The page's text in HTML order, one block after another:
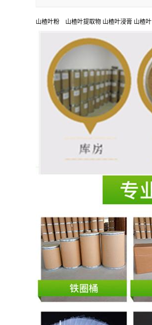
山楂叶粉 山楂叶提取物 山楂叶浸膏 山楂叶